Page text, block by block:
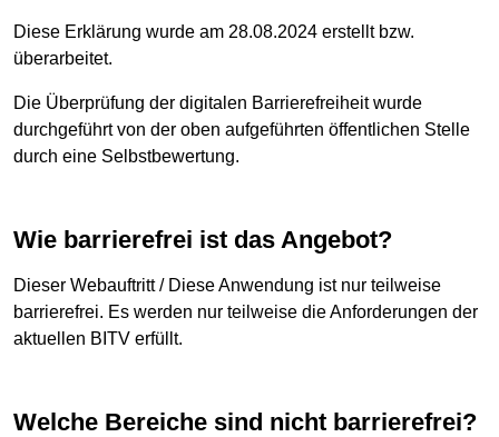
Diese Erklärung wurde am 28.08.2024 erstellt bzw.
überarbeitet.
Die Überprüfung der digitalen Barrierefreiheit wurde
durchgeführt von der oben aufgeführten öffentlichen Stelle
durch eine Selbstbewertung.
Wie barrierefrei ist das Angebot?
Dieser Webauftritt / Diese Anwendung ist nur teilweise
barrierefrei. Es werden nur teilweise die Anforderungen der
aktuellen BITV erfüllt.
Welche Bereiche sind nicht barrierefrei?